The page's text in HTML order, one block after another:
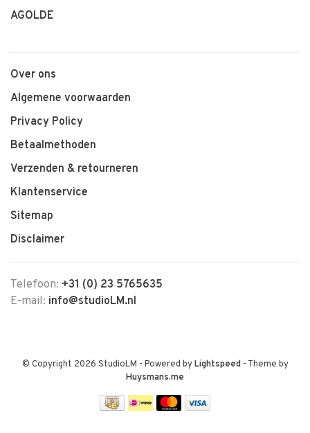
AGOLDE
Over ons
Algemene voorwaarden
Privacy Policy
Betaalmethoden
Verzenden & retourneren
Klantenservice
Sitemap
Disclaimer
Telefoon: +31 (0) 23 5765635
E-mail: info@studioLM.nl
© Copyright 2026 StudioLM - Powered byLightspeed- Theme by
Huysmans.me